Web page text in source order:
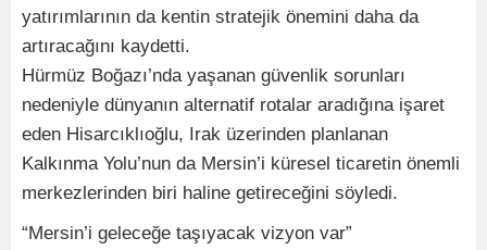
yatırımlarının da kentin stratejik önemini daha da
artıracağını kaydetti.
Hürmüz Boğazı’nda yaşanan güvenlik sorunları
nedeniyle dünyanın alternatif rotalar aradığına işaret
eden Hisarcıklıoğlu, Irak üzerinden planlanan
Kalkınma Yolu’nun da Mersin’i küresel ticaretin önemli
merkezlerinden biri haline getireceğini söyledi.
“Mersin’i geleceğe taşıyacak vizyon var”